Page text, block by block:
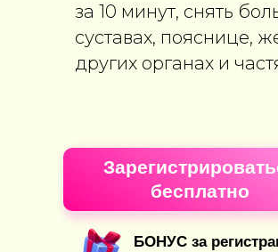
за 10 минут, снять
суставах, пояснице,
других органах и
бесплатно
БОНУС за